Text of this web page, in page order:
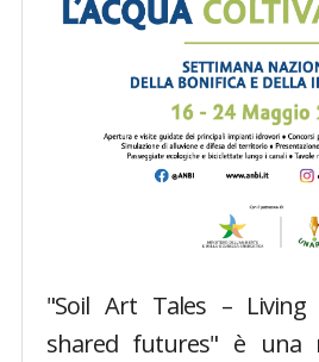
"Soil Art Tales – Living
shared futures" è una